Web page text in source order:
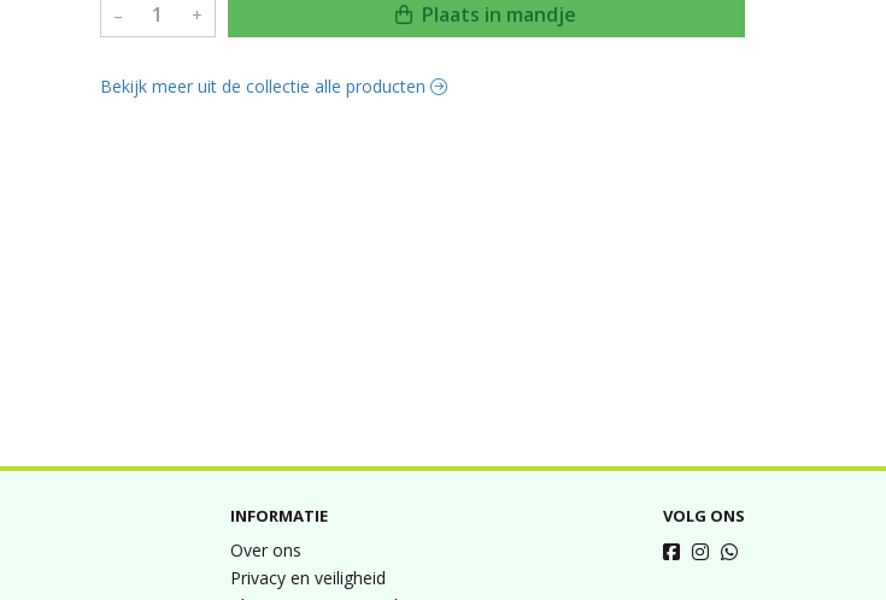
– + Plaats in mandje
Bekijk meer uit de collectie alle producten
INFORMATIE
Over ons
Privacy en veiligheid
VOLG ONS